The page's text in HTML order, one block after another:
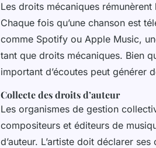
Les droits mécaniques
Chaque fois qu’une chanson est
comme Spotify ou Apple Music,
tant que droits mécaniques. Bien
important d’écoutes peut générer
Collecte des droits d’auteur
Les organismes de gestion
compositeurs et éditeurs de
d’auteur. L’artiste doit déclarer